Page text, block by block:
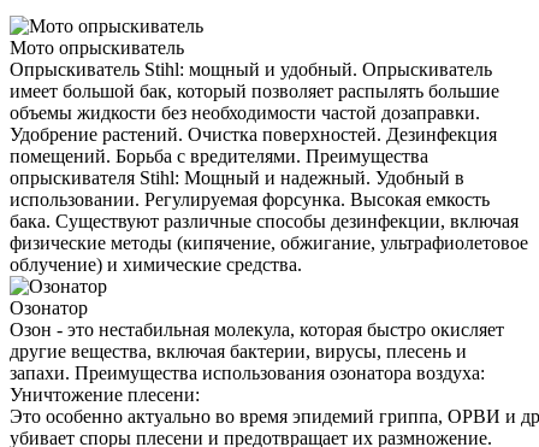
Мото опрыскиватель
Опрыскиватель Stihl: мощный и удобный. Опрыскиватель
имеет большой бак, который позволяет распылять большие
объемы жидкости без необходимости частой дозаправки.
Удобрение растений. Очистка поверхностей. Дезинфекция
помещений. Борьба с вредителями. Преимущества
опрыскивателя Stihl: Мощный и надежный. Удобный в
использовании. Регулируемая форсунка. Высокая емкость
бака. Существуют различные способы дезинфекции, включая
физические методы (кипячение, обжигание, ультрафиолетовое
облучение) и химические средства.
Озонатор
Озон - это нестабильная молекула, которая быстро окисляет
другие вещества, включая бактерии, вирусы, плесень и
запахи. Преимущества использования озонатора воздуха:
Уничтожение плесени:
Это особенно актуально во время эпидемий гриппа, ОРВИ и
убивает споры плесени и предотвращает их размножение.